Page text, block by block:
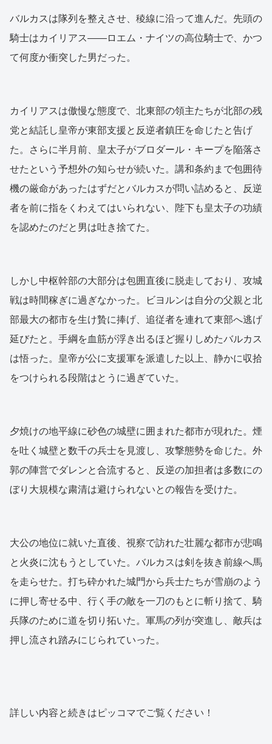
バルカスは隊列を整えさせ、稜線に沿って進んだ。先頭の
騎士はカイリアス——ロエム・ナイツの高位騎士で、かつ
て何度か衝突した男だった。
カイリアスは傲慢な態度で、北東部の領主たちが北部の残
党と結託し皇帝が東部支援と反逆者鎮圧を命じたと告げ
た。さらに半月前、皇太子がブロダール・キープを陥落さ
せたという予想外の知らせが続いた。講和条約まで包囲待
機の厳命があったはずだとバルカスが問い詰めると、反逆
者を前に指をくわえてはいられない、陛下も皇太子の功績
を認めたのだと男は吐き捨てた。
しかし中枢幹部の大部分は包囲直後に脱走しており、攻城
戦は時間稼ぎに過ぎなかった。ビヨルンは自分の父親と北
部最大の都市を生け贄に捧げ、追従者を連れて東部へ逃げ
延びたと。手綱を血筋が浮き出るほど握りしめたバルカス
は悟った。皇帝が公に支援軍を派遣した以上、静かに収拾
をつけられる段階はとうに過ぎていた。
夕焼けの地平線に砂色の城壁に囲まれた都市が現れた。煙
を吐く城壁と数千の兵士を見渡し、攻撃態勢を命じた。外
郭の陣営でダレンと合流すると、反逆の加担者は多数にの
ぼり大規模な粛清は避けられないとの報告を受けた。
大公の地位に就いた直後、視察で訪れた壮麗な都市が悲鳴
と火炎に沈もうとしていた。バルカスは剣を抜き前線へ馬
を走らせた。打ち砕かれた城門から兵士たちが雪崩のよう
に押し寄せる中、行く手の敵を一刀のもとに斬り捨て、騎
兵隊のために道を切り拓いた。軍馬の列が突進し、敵兵は
押し流され踏みにじられていった。
詳しい内容と続きはピッコマでご覧ください！